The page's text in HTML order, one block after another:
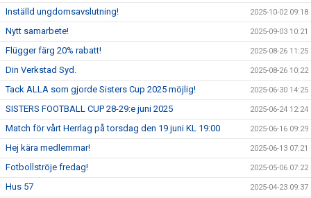
Inställd ungdomsavslutning! 2025-10-02 09:18
Nytt samarbete! 2025-09-03 10:21
Flügger färg 20% rabatt! 2025-08-26 11:25
Din Verkstad Syd. 2025-08-26 10:22
Tack ALLA som gjorde Sisters Cup 2025 möjlig! 2025-06-30 14:25
SISTERS FOOTBALL CUP 28-29:e juni 2025 2025-06-24 12:24
Match för vårt Herrlag på torsdag den 19 juni KL 19:00 2025-06-16 09:29
Hej kära medlemmar! 2025-06-13 07:21
Fotbollströje fredag! 2025-05-06 07:22
Hus 57 2025-04-23 09:37